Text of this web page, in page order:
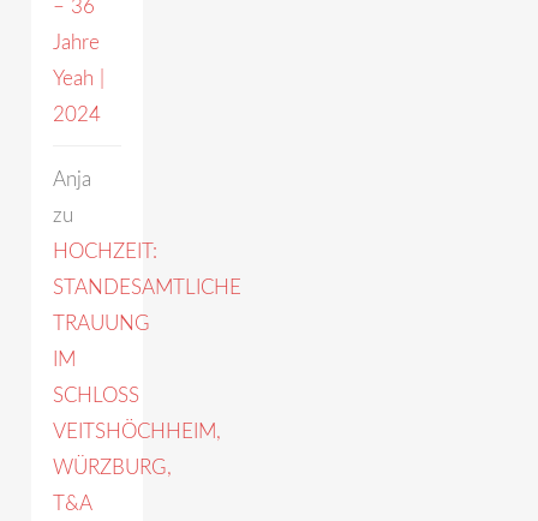
– 36
Jahre
Yeah |
2024
Anja
zu
HOCHZEIT:
STANDESAMTLICHE
TRAUUNG
IM
SCHLOSS
VEITSHÖCHHEIM,
WÜRZBURG,
T&A